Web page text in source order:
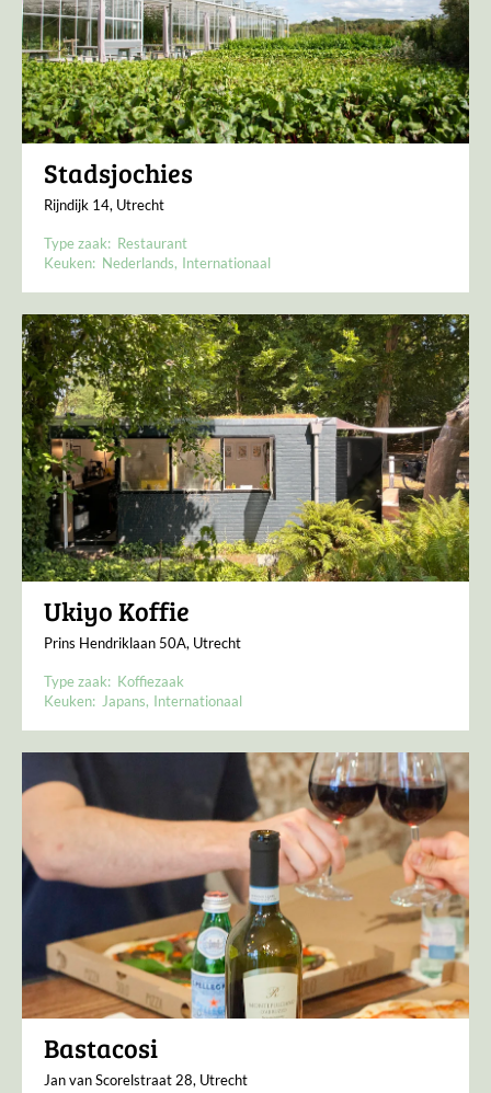
Stadsjochies
Rijndijk 14, Utrecht
Type zaak: Restaurant
Keuken: Nederlands Internationaal
Ukiyo Koffie
Prins Hendriklaan 50A, Utrecht
Type zaak: Koffiezaak
Keuken: Japans Internationaal
Bastacosi
Jan van Scorelstraat 28, Utrecht